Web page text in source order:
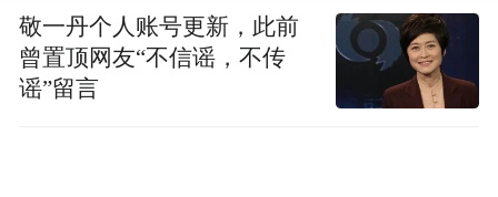
敬一丹个人账号更新，此前
曾置顶网友“不信谣，不传
谣”留言